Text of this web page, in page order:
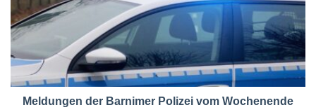
Meldungen der Barnimer Polizei vom Wochenende